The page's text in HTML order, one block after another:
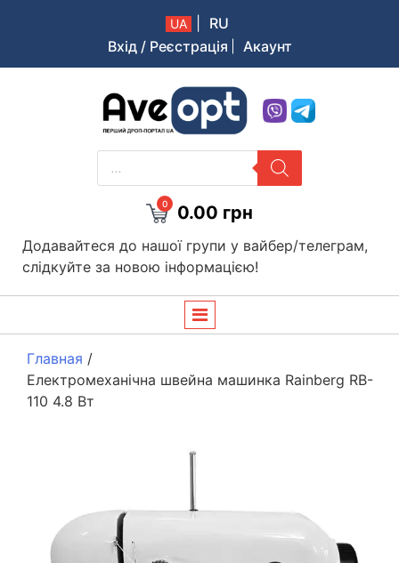
UA
RU
Вхід / Реєстрація
Акаунт
Aveopt – оптова дропшипінг платформа в Україні
PRODUCTS
SEARCH
0 0.00 грн
Додавайтеся до нашої групи у вайбер/телеграм,
слідкуйте за новою інформацією!
Главная /
Електромеханічна швейна машинка Rainberg RB-
110 4.8 Вт